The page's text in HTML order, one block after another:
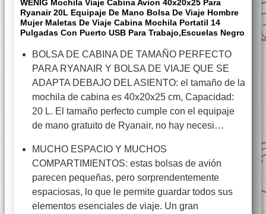
WENIG Mochila Viaje Cabina Avion 40x20x25 Para
Ryanair 20L Equipaje De Mano Bolsa De Viaje Hombre
Mujer Maletas De Viaje Cabina Mochila Portatil 14
Pulgadas Con Puerto USB Para Trabajo,Escuelas Negro
BOLSA DE CABINA DE TAMAÑO PERFECTO
PARA RYANAIR Y BOLSA DE VIAJE QUE SE
ADAPTA DEBAJO DEL ASIENTO: el tamaño de la
mochila de cabina es 40x20x25 cm, Capacidad:
20 L. El tamaño perfecto cumple con el equipaje
de mano gratuito de Ryanair, no hay necesi…
MUCHO ESPACIO Y MUCHOS
COMPARTIMIENTOS: estas bolsas de avión
parecen pequeñas, pero sorprendentemente
espaciosas, lo que le permite guardar todos sus
elementos esenciales de viaje. Un gran